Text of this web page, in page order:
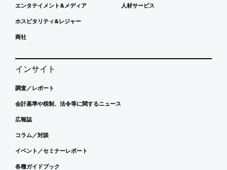
エンタテイメント&メディア
ホスピタリティ&レジャー
商社
人材サービス
インサイト
調査／レポート
会計基準や税制、法令等に関するニュース
広報誌
コラム／対談
イベント／セミナーレポート
各種ガイドブック